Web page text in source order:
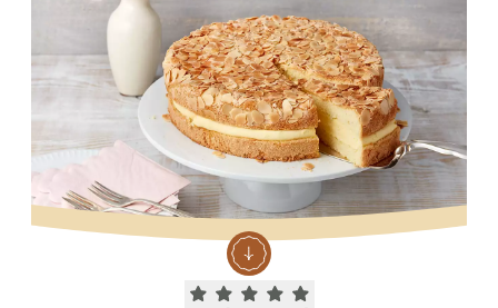
Current rating 5.0. Click to rate.